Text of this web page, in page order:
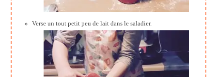
Verse un tout petit peu de lait dans le saladier.